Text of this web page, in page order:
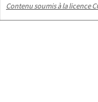
Contenu soumis à la licence